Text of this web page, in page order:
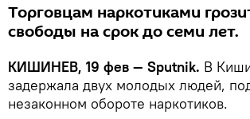
Торговцам наркотиками
свободы на срок до семи лет.
КИШИНЕВ, 19 фев — Sputnik. В
задержала двух молодых людей,
незаконном обороте наркотиков.